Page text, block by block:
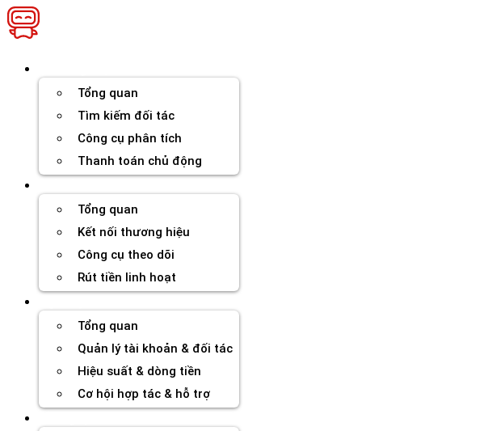
Chuyển
đến
Tổng quan
Tìm kiếm đối tác
Công cụ phân tích
Thanh toán chủ động
Tổng quan
Kết nối thương hiệu
Công cụ theo dõi
Rút tiền linh hoạt
Tổng quan
Quản lý tài khoản & đối tác
Hiệu suất & dòng tiền
Cơ hội hợp tác & hỗ trợ